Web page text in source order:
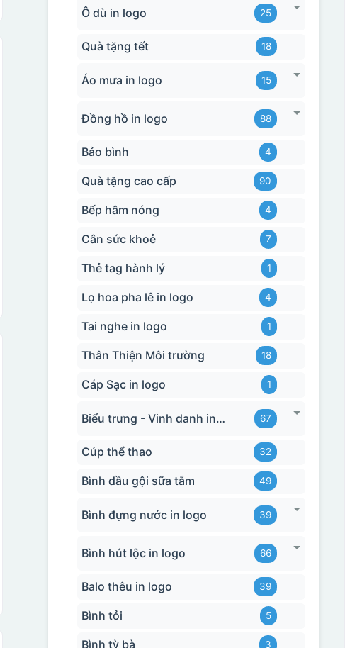
Ô dù in logo 25
Quà tặng tết 18
Áo mưa in logo 15
Đồng hồ in logo 88
Bảo bình 4
Quà tặng cao cấp 90
Bếp hâm nóng 4
Cân sức khoẻ 7
Thẻ tag hành lý 1
Lọ hoa pha lê in logo 4
Tai nghe in logo 1
Thân Thiện Môi trường 18
Cáp Sạc in logo 1
Biểu trưng - Vinh danh in logo 67
Cúp thể thao 32
Bình dầu gội sữa tắm 49
Bình đựng nước in logo 39
Bình hút lộc in logo 66
Balo thêu in logo 39
Bình tỏi 5
Bình tỳ bà 3